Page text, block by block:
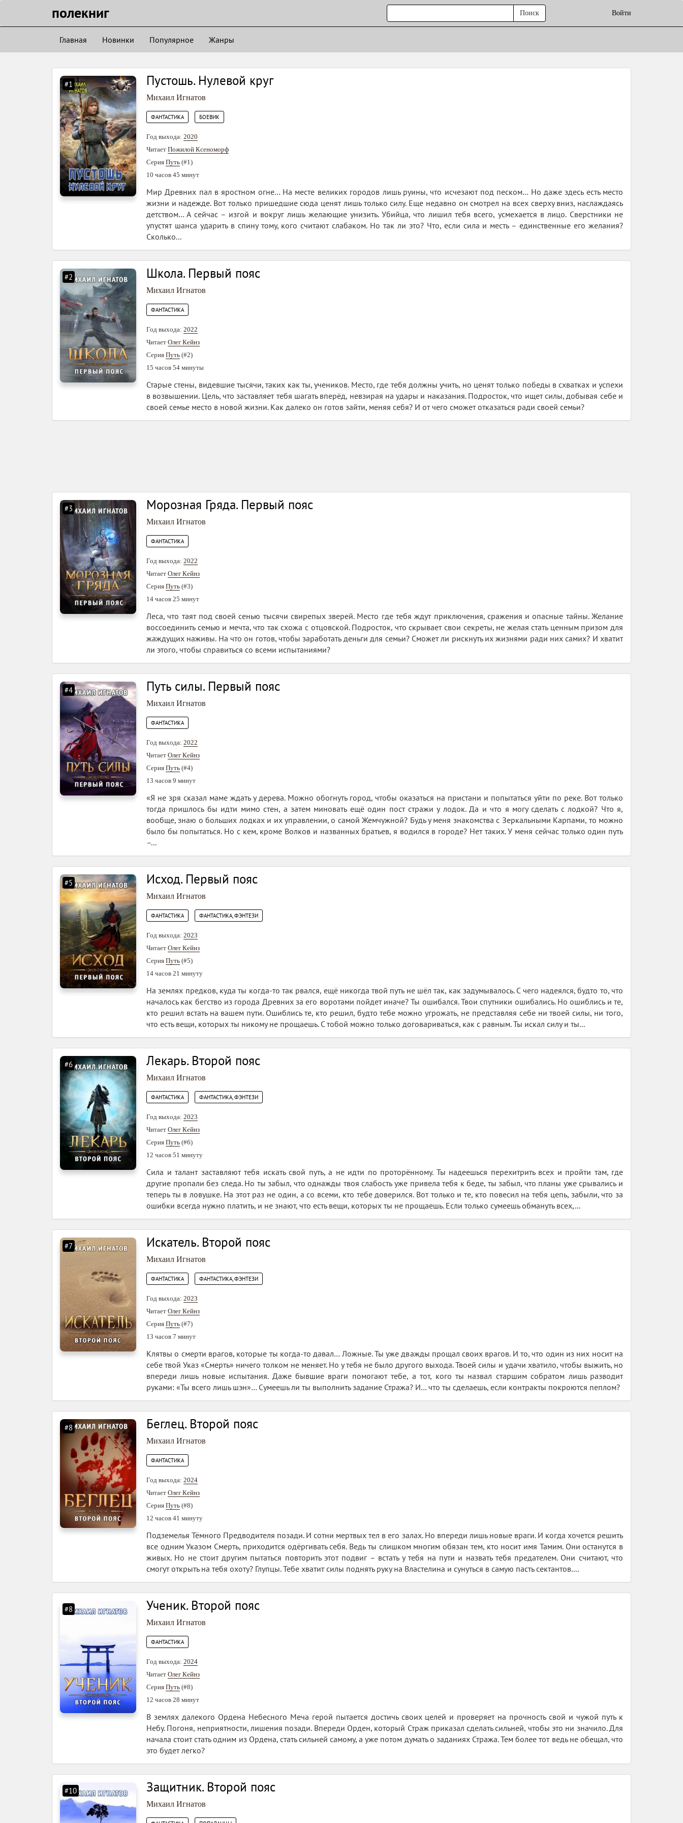
полекниг Войти
Поиск
Главная Новинки Популярное Жанры
#1 Пустошь. Нулевой круг
Михаил Игнатов
ФАНТАСТИКА БОЕВИК
Год выхода: 2020
Читает Пожилой Ксеноморф
Серия Путь (#1)
10 часов 45 минут
Мир Древних пал в яростном огне… На месте великих городов лишь руины, что исчезают под песком… Но даже здесь есть место
жизни и надежде. Вот только пришедшие сюда ценят лишь только силу. Еще недавно он смотрел на всех сверху вниз, наслаждаясь
детством… А сейчас – изгой и вокруг лишь желающие унизить. Убийца, что лишил тебя всего, усмехается в лицо. Сверстники не
упустят шанса ударить в спину тому, кого считают слабаком. Но так ли это? Что, если сила и месть – единственные его желания?
Сколько...
#2 Школа. Первый пояс
Михаил Игнатов
ФАНТАСТИКА
Год выхода: 2022
Читает Олег Кейнз
Серия Путь (#2)
15 часов 54 минуты
Старые стены, видевшие тысячи, таких как ты, учеников. Место, где тебя должны учить, но ценят только победы в схватках и успехи
в возвышении. Цель, что заставляет тебя шагать вперёд, невзирая на удары и наказания. Подросток, что ищет силы, добывая себе и
своей семье место в новой жизни. Как далеко он готов зайти, меняя себя? И от чего сможет отказаться ради своей семьи?
#3 Морозная Гряда. Первый пояс
Михаил Игнатов
ФАНТАСТИКА
Год выхода: 2022
Читает Олег Кейнз
Серия Путь (#3)
14 часов 25 минут
Леса, что таят под своей сенью тысячи свирепых зверей. Место где тебя ждут приключения, сражения и опасные тайны. Желание
воссоединить семью и мечта, что так схожа с отцовской. Подросток, что скрывает свои секреты, не желая стать ценным призом для
жаждущих наживы. На что он готов, чтобы заработать деньги для семьи? Сможет ли рискнуть их жизнями ради них самих? И хватит
ли этого, чтобы справиться со всеми испытаниями?
#4 Путь силы. Первый пояс
Михаил Игнатов
ФАНТАСТИКА
Год выхода: 2022
Читает Олег Кейнз
Серия Путь (#4)
13 часов 9 минут
«Я не зря сказал маме ждать у дерева. Можно обогнуть город, чтобы оказаться на пристани и попытаться уйти по реке. Вот только
тогда пришлось бы идти мимо стен, а затем миновать ещё один пост стражи у лодок. Да и что я могу сделать с лодкой? Что я,
вообще, знаю о больших лодках и их управлении, о самой Жемчужной? Будь у меня знакомства с Зеркальными Карпами, то можно
было бы попытаться. Но с кем, кроме Волков и названных братьев, я водился в городе? Нет таких. У меня сейчас только один путь
–...
#5 Исход. Первый пояс
Михаил Игнатов
ФАНТАСТИКА ФАНТАСТИКА, ФЭНТЕЗИ
Год выхода: 2023
Читает Олег Кейнз
Серия Путь (#5)
14 часов 21 минуту
На землях предков, куда ты когда-то так рвался, ещё никогда твой путь не шёл так, как задумывалось. С чего надеялся, будто то, что
началось как бегство из города Древних за его воротами пойдет иначе? Ты ошибался. Твои спутники ошибались. Но ошиблись и те,
кто решил встать на вашем пути. Ошиблись те, кто решил, будто тебе можно угрожать, не представляя себе ни твоей силы, ни того,
что есть вещи, которых ты никому не прощаешь. С тобой можно только договариваться, как с равным. Ты искал силу и ты...
#6 Лекарь. Второй пояс
Михаил Игнатов
ФАНТАСТИКА ФАНТАСТИКА, ФЭНТЕЗИ
Год выхода: 2023
Читает Олег Кейнз
Серия Путь (#6)
12 часов 51 минуту
Сила и талант заставляют тебя искать свой путь, а не идти по проторённому. Ты надеешься перехитрить всех и пройти там, где
другие пропали без следа. Но ты забыл, что однажды твоя слабость уже привела тебя к беде, ты забыл, что планы уже срывались и
теперь ты в ловушке. На этот раз не один, а со всеми, кто тебе доверился. Вот только и те, кто повесил на тебя цепь, забыли, что за
ошибки всегда нужно платить, и не знают, что есть вещи, которых ты не прощаешь. Если только сумеешь обмануть всех,...
#7 Искатель. Второй пояс
Михаил Игнатов
ФАНТАСТИКА ФАНТАСТИКА, ФЭНТЕЗИ
Год выхода: 2023
Читает Олег Кейнз
Серия Путь (#7)
13 часов 7 минут
Клятвы о смерти врагов, которые ты когда-то давал… Ложные. Ты уже дважды прощал своих врагов. И то, что один из них носит на
себе твой Указ «Смерть» ничего толком не меняет. Но у тебя не было другого выхода. Твоей силы и удачи хватило, чтобы выжить, но
впереди лишь новые испытания. Даже бывшие враги помогают тебе, а тот, кого ты назвал старшим собратом лишь разводит
руками: «Ты всего лишь шэн»… Сумеешь ли ты выполнить задание Стража? И… что ты сделаешь, если контракты покроются пеплом?
#8 Беглец. Второй пояс
Михаил Игнатов
ФАНТАСТИКА
Год выхода: 2024
Читает Олег Кейнз
Серия Путь (#8)
12 часов 41 минуту
Подземелья Тёмного Предводителя позади. И сотни мертвых тел в его залах. Но впереди лишь новые враги. И когда хочется решить
все одним Указом Смерть, приходится одёргивать себя. Ведь ты слишком многим обязан тем, кто носит имя Тамим. Они останутся в
живых. Но не стоит другим пытаться повторить этот подвиг – встать у тебя на пути и назвать тебя предателем. Они считают, что
смогут открыть на тебя охоту? Глупцы. Тебе хватит силы поднять руку на Властелина и сунуться в самую пасть сектантов....
#8 Ученик. Второй пояс
Михаил Игнатов
ФАНТАСТИКА
Год выхода: 2024
Читает Олег Кейнз
Серия Путь (#8)
12 часов 28 минут
В землях далекого Ордена Небесного Меча герой пытается достичь своих целей и проверяет на прочность свой и чужой путь к
Небу. Погоня, неприятности, лишения позади. Впереди Орден, который Страж приказал сделать сильней, чтобы это ни значило. Для
начала стоит стать одним из Ордена, стать сильней самому, а уже потом думать о заданиях Стража. Тем более тот ведь не обещал, что
это будет легко?
#10 Защитник. Второй пояс
Михаил Игнатов